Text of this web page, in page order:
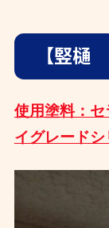
【竪樋
使用塗料：
イグレードシ